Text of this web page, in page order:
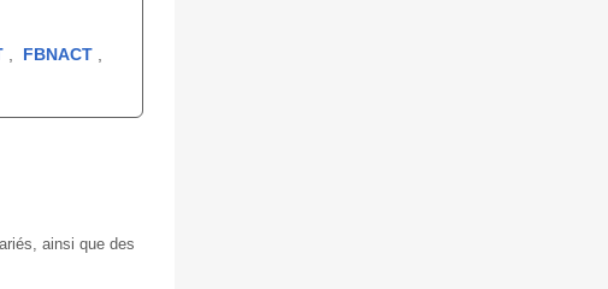
, FBNACT,
ainsi que des